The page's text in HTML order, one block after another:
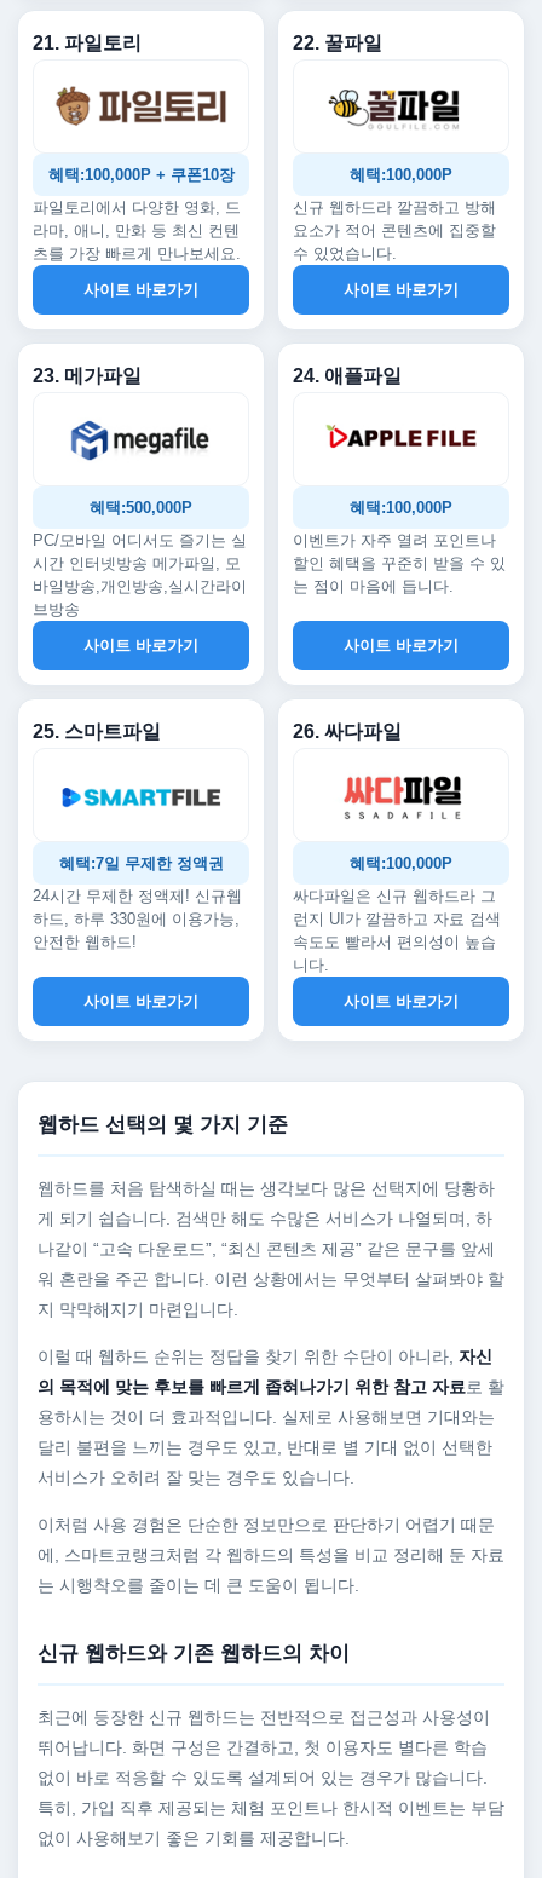
21. 파일토리
혜택:100,000P + 쿠폰10장
파일토리에서 다양한 영화, 드
라마, 애니, 만화 등 최신 컨텐
츠를 가장 빠르게 만나보세요.
사이트 바로가기
22. 꿀파일
혜택:100,000P
신규 웹하드라 깔끔하고 방해
요소가 적어 콘텐츠에 집중할
수 있었습니다.
사이트 바로가기
23. 메가파일
혜택:500,000P
PC/모바일 어디서도 즐기는 실
시간 인터넷방송 메가파일, 모
바일방송,개인방송,실시간라이
브방송
사이트 바로가기
24. 애플파일
혜택:100,000P
이벤트가 자주 열려 포인트나
할인 혜택을 꾸준히 받을 수 있
는 점이 마음에 듭니다.
사이트 바로가기
25. 스마트파일
혜택:7일 무제한 정액권
24시간 무제한 정액제! 신규웹
하드, 하루 330원에 이용가능,
안전한 웹하드!
사이트 바로가기
26. 싸다파일
혜택:100,000P
싸다파일은 신규 웹하드라 그
런지 UI가 깔끔하고 자료 검색
속도도 빨라서 편의성이 높습
니다.
사이트 바로가기
웹하드 선택의 몇 가지 기준
웹하드를 처음 탐색하실 때는 생각보다 많은 선택지에 당황하
게 되기 쉽습니다. 검색만 해도 수많은 서비스가 나열되며, 하
나같이 “고속 다운로드”, “최신 콘텐츠 제공” 같은 문구를 앞세
워 혼란을 주곤 합니다. 이런 상황에서는 무엇부터 살펴봐야 할
지 막막해지기 마련입니다.
이럴 때 웹하드 순위는 정답을 찾기 위한 수단이 아니라, 자신
의 목적에 맞는 후보를 빠르게 좁혀나가기 위한 참고 자료로 활
용하시는 것이 더 효과적입니다. 실제로 사용해보면 기대와는
달리 불편을 느끼는 경우도 있고, 반대로 별 기대 없이 선택한
서비스가 오히려 잘 맞는 경우도 있습니다.
이처럼 사용 경험은 단순한 정보만으로 판단하기 어렵기 때문
에, 스마트코랭크처럼 각 웹하드의 특성을 비교 정리해 둔 자료
는 시행착오를 줄이는 데 큰 도움이 됩니다.
신규 웹하드와 기존 웹하드의 차이
최근에 등장한 신규 웹하드는 전반적으로 접근성과 사용성이
뛰어납니다. 화면 구성은 간결하고, 첫 이용자도 별다른 학습
없이 바로 적응할 수 있도록 설계되어 있는 경우가 많습니다.
특히, 가입 직후 제공되는 체험 포인트나 한시적 이벤트는 부담
없이 사용해보기 좋은 기회를 제공합니다.